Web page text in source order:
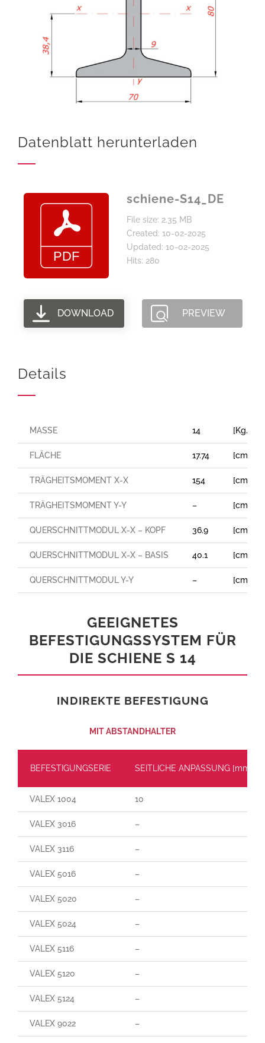
Datenblatt herunterladen
schiene-S14_DE
File size: 2.35 MB
Created: 10-02-2025
Updated: 10-02-2025
Hits: 280
DOWNLOAD PREVIEW
Details
MASSE 14 [Kg/m]
FLÄCHE 17.74 [cm²]
TRÄGHEITSMOMENT X-X 154 [cm⁴]
TRÄGHEITSMOMENT Y-Y – [cm⁴]
QUERSCHNITTMODUL X-X – KOPF 36.9 [cm³]
QUERSCHNITTMODUL X-X – BASIS 40.1 [cm³]
QUERSCHNITTMODUL Y-Y – [cm³]
GEEIGNETES
BEFESTIGUNGSSYSTEM FÜR
DIE SCHIENE S 14
INDIREKTE BEFESTIGUNG
MIT ABSTANDHALTER
BEFESTIGUNGSERIE SEITLICHE ANPASSUNG [mm]
VALEX 1004 10
VALEX 3016 –
VALEX 3116 –
VALEX 5016 –
VALEX 5020 –
VALEX 5024 –
VALEX 5116 –
VALEX 5120 –
VALEX 5124 –
VALEX 9022 –